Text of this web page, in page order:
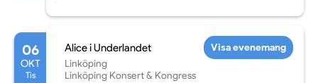
06
OKT
Tis
Alice i Underlandet
Linköping
Linköping Konsert & Kongress
Visa evenemang